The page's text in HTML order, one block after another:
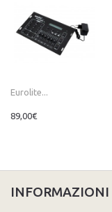
Eurolite...
89,00€
INFORMAZIONI